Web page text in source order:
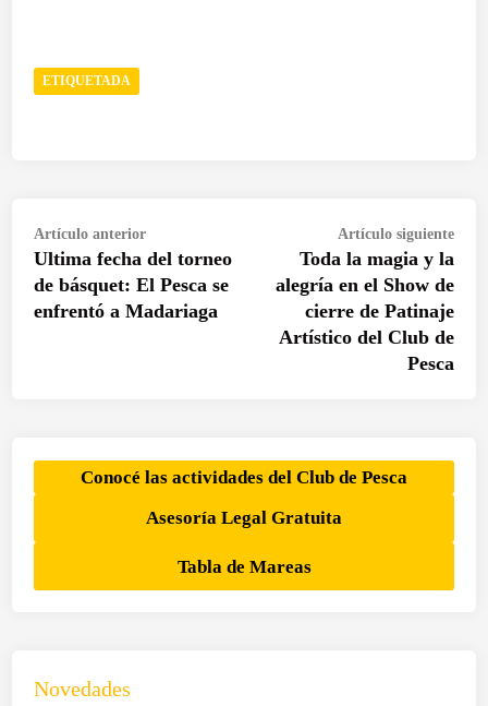
ETIQUETADA
Navegación
de
entradas
Artículo anteriorArtículo
anterior:
Ultima fecha del torneo
de básquet: El Pesca se
enfrentó a Madariaga
Artículo siguiente
Toda la magia y la
alegría en el Show de
cierre de Patinaje
Artístico del Club de
Pesca
Conocé las actividades del Club de Pesca
Asesoría Legal Gratuita
Tabla de Mareas
Novedades